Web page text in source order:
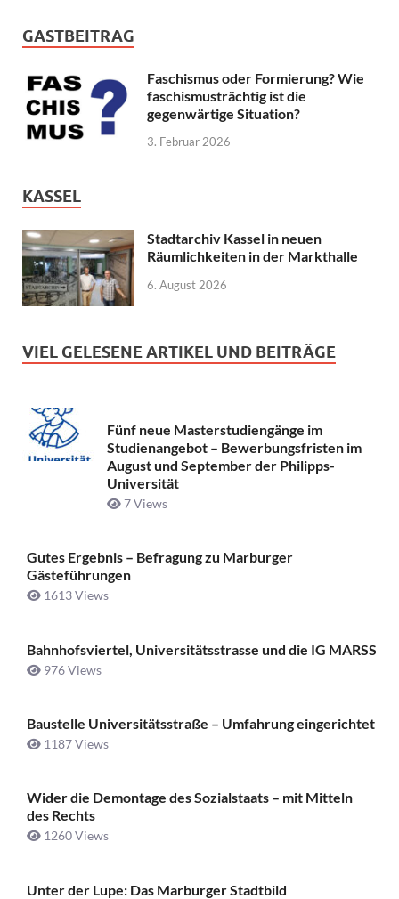
GASTBEITRAG
Faschismus oder Formierung? Wie
faschismusträchtig ist die
gegenwärtige Situation?
3. Februar 2026
KASSEL
Stadtarchiv Kassel in neuen
Räumlichkeiten in der Markthalle
6. August 2026
VIEL GELESENE ARTIKEL UND BEITRÄGE
Fünf neue Masterstudiengänge im
Studienangebot – Bewerbungsfristen im
August und September der Philipps-
Universität
7 Views
Gutes Ergebnis – Befragung zu Marburger
Gästeführungen
1613 Views
Bahnhofsviertel, Universitätsstrasse und die IG MARSS
976 Views
Baustelle Universitätsstraße ­– Umfahrung eingerichtet
1187 Views
Wider die Demontage des Sozialstaats – mit Mitteln
des Rechts
1260 Views
Unter der Lupe: Das Marburger Stadtbild